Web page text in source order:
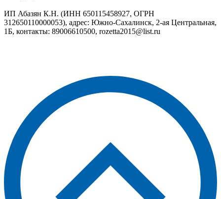
ИП Абазян К.Н. (ИНН 650115458927, ОГРН
312650110000053), адрес: Южно-Сахалинск, 2-ая Центральная,
1Б, контакты: 89006610500, rozetta2015@list.ru